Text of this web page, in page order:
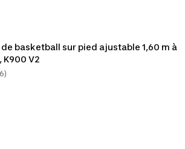
de basketball sur pied ajustable 1,60 m à
K900 V2